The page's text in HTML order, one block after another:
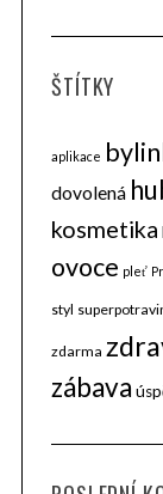
ŠTÍTKY
aplikace
dovolená
kosmetika
ovoce pleť
styl
zdarma
zábava